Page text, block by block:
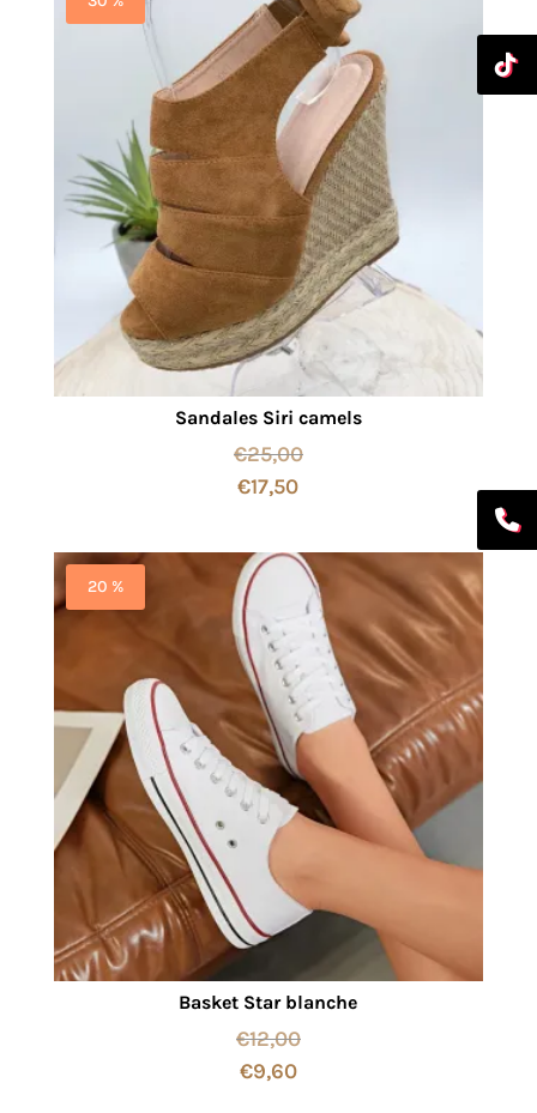
Sandales Siri camels
€25,00
€17,50
20 %
Basket Star blanche
€12,00
€9,60